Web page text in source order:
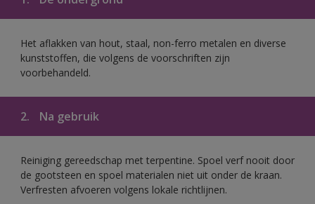
Het aflakken van hout, staal, non-ferro metalen en diverse
kunststoffen, die volgens de voorschriften zijn
voorbehandeld.
2. Na gebruik
Reiniging gereedschap met terpentine. Spoel verf nooit door
de gootsteen en spoel materialen niet uit onder de kraan.
Verfresten afvoeren volgens lokale richtlijnen.